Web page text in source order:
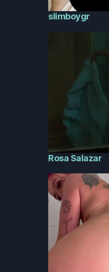
slimboygr
Rosa Salazar